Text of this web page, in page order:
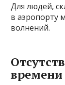
Для людей,
в аэропорту
волнений.
времени